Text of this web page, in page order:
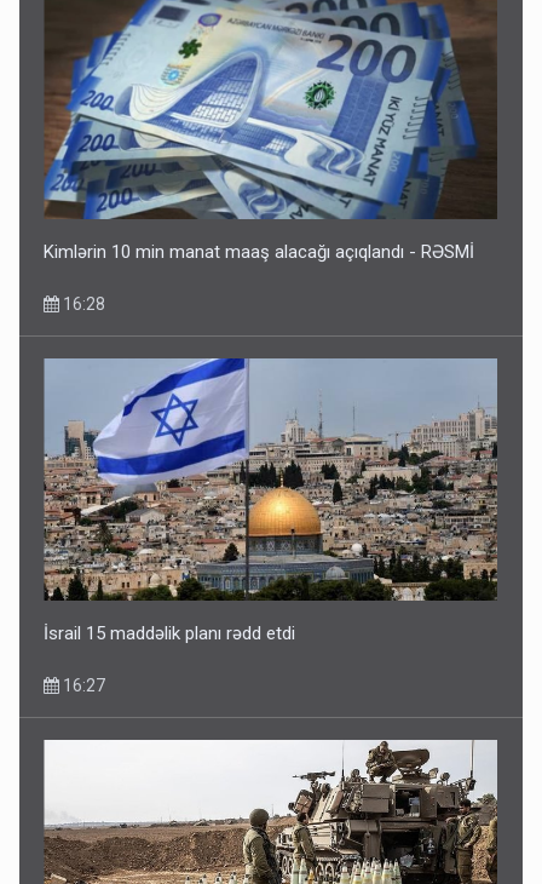
Kimlərin 10 min manat maaş alacağı açıqlandı - RƏSMİ
16:28
İsrail 15 maddəlik planı rədd etdi
16:27